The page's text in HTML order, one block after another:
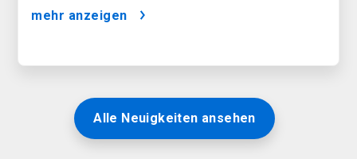
beeinflusst
mehr anzeigen
Alle Neuigkeiten ansehen